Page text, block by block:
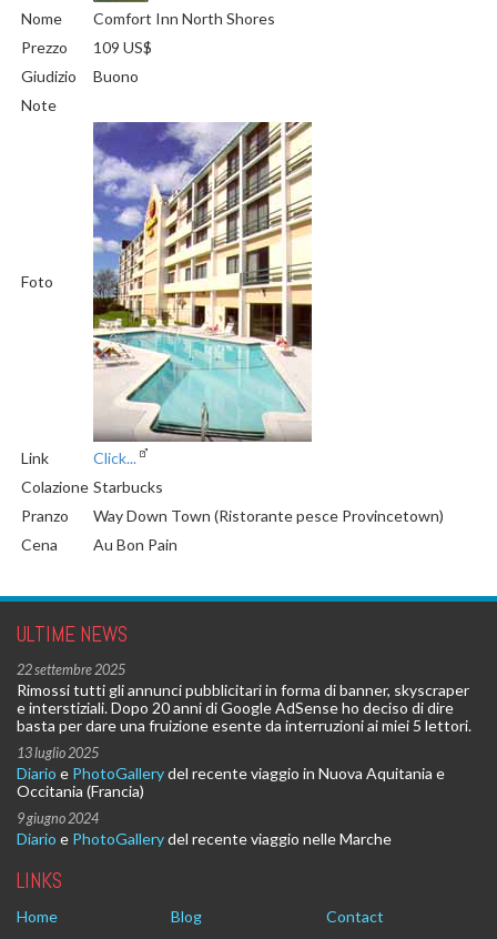
Nome
Comfort Inn North Shores
Prezzo
109 US$
Giudizio
Buono
Note
Foto
Link
Click...
Colazione Starbucks
Pranzo
Way Down Town (Ristorante pesce Provincetown)
Cena
Au Bon Pain
ULTIME NEWS
22 settembre 2025
Rimossi tutti gli annunci pubblicitari in forma di banner, skyscraper
e interstiziali. Dopo 20 anni di Google AdSense ho deciso di dire
basta per dare una fruizione esente da interruzioni ai miei 5 lettori.
13 luglio 2025
Diario e PhotoGallerydel recente viaggio in Nuova Aquitania e
Occitania (Francia)
9 giugno 2024
Diario e PhotoGallerydel recente viaggio nelle Marche
LINKS
Home Blog
Contact